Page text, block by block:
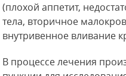
(плохой аппетит,
тела, вторичное
внутривенное вливание
В процессе лечения